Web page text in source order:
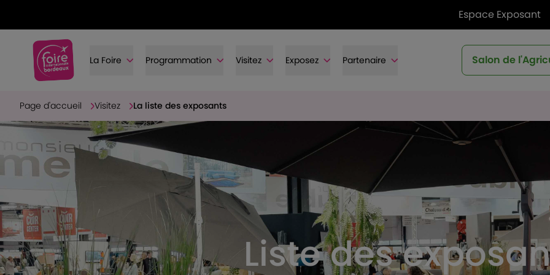
Espace Exposant
La Foire Programmation Visitez Exposez Partenaire Salon de
Page d'accueil Visitez La liste des exposants
Liste des